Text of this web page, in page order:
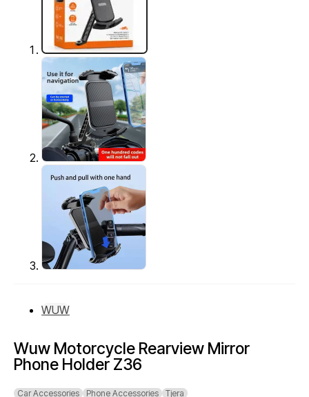
WUW
Wuw Motorcycle Rearview Mirror
Phone Holder Z36
Car Accessories Phone Accessories Tjera